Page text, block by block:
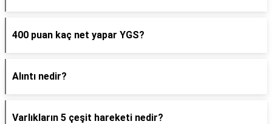
400 puan kaç net yapar YGS?
Alıntı nedir?
Varlıkların 5 çeşit hareketi nedir?